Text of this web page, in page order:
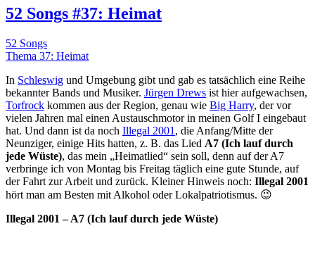
52 Songs #37: Heimat
52 Songs
Thema 37: Heimat
In Schleswig und Umgebung gibt und gab es tatsächlich eine Reihe
bekannter Bands und Musiker. Jürgen Drews ist hier aufgewachsen,
Torfrock kommen aus der Region, genau wie Big Harry, der vor
vielen Jahren mal einen Austauschmotor in meinen Golf I eingebaut
hat. Und dann ist da noch Illegal 2001 , die Anfang/Mitte der
Neunziger, einige Hits hatten, z. B. das Lied A7 (Ich lauf durch
jede Wüste), das mein „Heimatlied“ sein soll, denn auf der A7
verbringe ich von Montag bis Freitag täglich eine gute Stunde, auf
der Fahrt zur Arbeit und zurück. Kleiner Hinweis noch: Illegal 2001
hört man am Besten mit Alkohol oder Lokalpatriotismus. 😉
Illegal 2001 – A7 (Ich lauf durch jede Wüste)